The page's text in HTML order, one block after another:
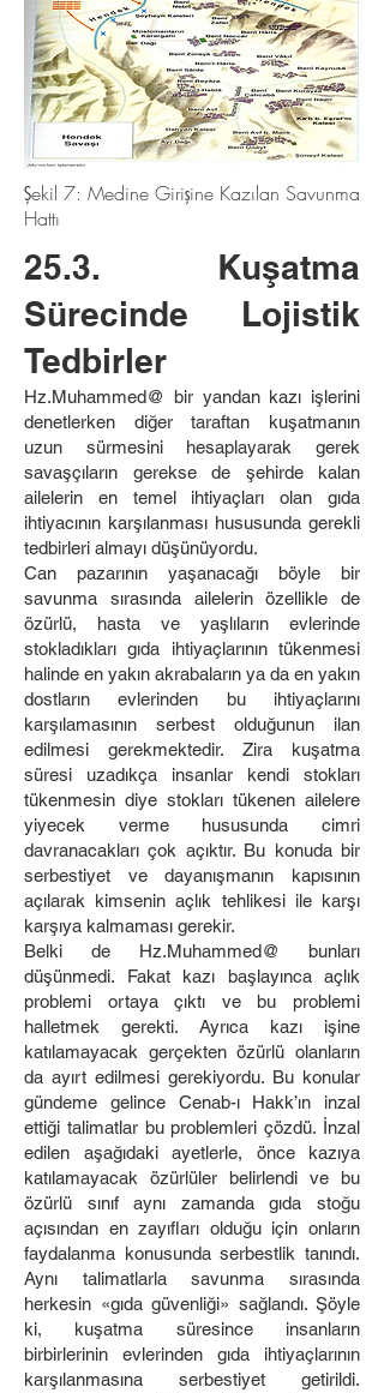
Şekil 7: Medine Girişine Kazılan Savunma
Hattı
25.3. Kuşatma
Sürecinde Lojistik
Tedbirler
Hz.Muhammed@ bir yandan kazı işlerini
denetlerken diğer taraftan kuşatmanın
uzun sürmesini hesaplayarak gerek
savaşçıların gerekse de şehirde kalan
ailelerin en temel ihtiyaçları olan gıda
ihtiyacının karşılanması hususunda gerekli
tedbirleri almayı düşünüyordu.
Can pazarının yaşanacağı böyle bir
savunma sırasında ailelerin özellikle de
özürlü, hasta ve yaşlıların evlerinde
stokladıkları gıda ihtiyaçlarının tükenmesi
halinde en yakın akrabaların ya da en yakın
dostların evlerinden bu ihtiyaçlarını
karşılamasının serbest olduğunun ilan
edilmesi gerekmektedir. Zira kuşatma
süresi uzadıkça insanlar kendi stokları
tükenmesin diye stokları tükenen ailelere
yiyecek verme hususunda cimri
davranacakları çok açıktır. Bu konuda bir
serbestiyet ve dayanışmanın kapısının
açılarak kimsenin açlık tehlikesi ile karşı
karşıya kalmaması gerekir.
Belki de Hz.Muhammed@ bunları
düşünmedi. Fakat kazı başlayınca açlık
problemi ortaya çıktı ve bu problemi
halletmek gerekti. Ayrıca kazı işine
katılamayacak gerçekten özürlü olanların
da ayırt edilmesi gerekiyordu. Bu konular
gündeme gelince Cenab-ı Hakk’ın inzal
ettiği talimatlar bu problemleri çözdü. İnzal
edilen aşağıdaki ayetlerle, önce kazıya
katılamayacak özürlüler belirlendi ve bu
özürlü sınıf aynı zamanda gıda stoğu
açısından en zayıfları olduğu için onların
faydalanma konusunda serbestlik tanındı.
Aynı talimatlarla savunma sırasında
herkesin «gıda güvenliği» sağlandı. Şöyle
ki, kuşatma süresince insanların
birbirlerinin evlerinden gıda ihtiyaçlarının
karşılanmasına serbestiyet getirildi.